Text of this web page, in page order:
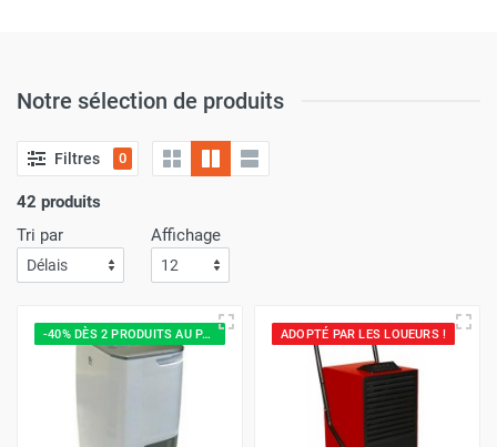
Notre sélection de produits
Filtres 0
42 produits
Tri par
Affichage
-40% DÈS 2 PRODUITS AU PANIER ADOPTÉ PAR LES LOUEURS !